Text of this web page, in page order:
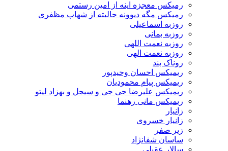
رمیکس معجزه اینه از امین رستمی
رمیکس مگه دیوونه حالیته از شهاب مظفری
روزبه اسماعیلی
روزبه بمانی
روزبه نعمت اللهی
روزبه نعمت الهی
روناک بند
ریمیکس احسان وحیدپور
ریمیکس پیام محمودیان
ریمیکس علیرضا جی جی و سیجل و بهزاد لیتو
ریمیکس مانی رهنما
زانیار
زانیار خسروی
زیر صفر
ساسان شفانژاد
سالار عقیلی